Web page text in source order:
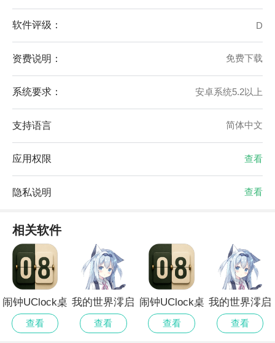
软件评级： D
资费说明： 免费下载
系统要求： 安卓系统5.2以上
支持语言 简体中文
应用权限 查看
隐私说明 查看
相关软件
闹钟UClock桌
面时钟单机版
查看
我的世界澪启
动器最新版
查看
闹钟UClock桌
面时钟去更新
版
查看
我的世界澪启
动器单机版
查看